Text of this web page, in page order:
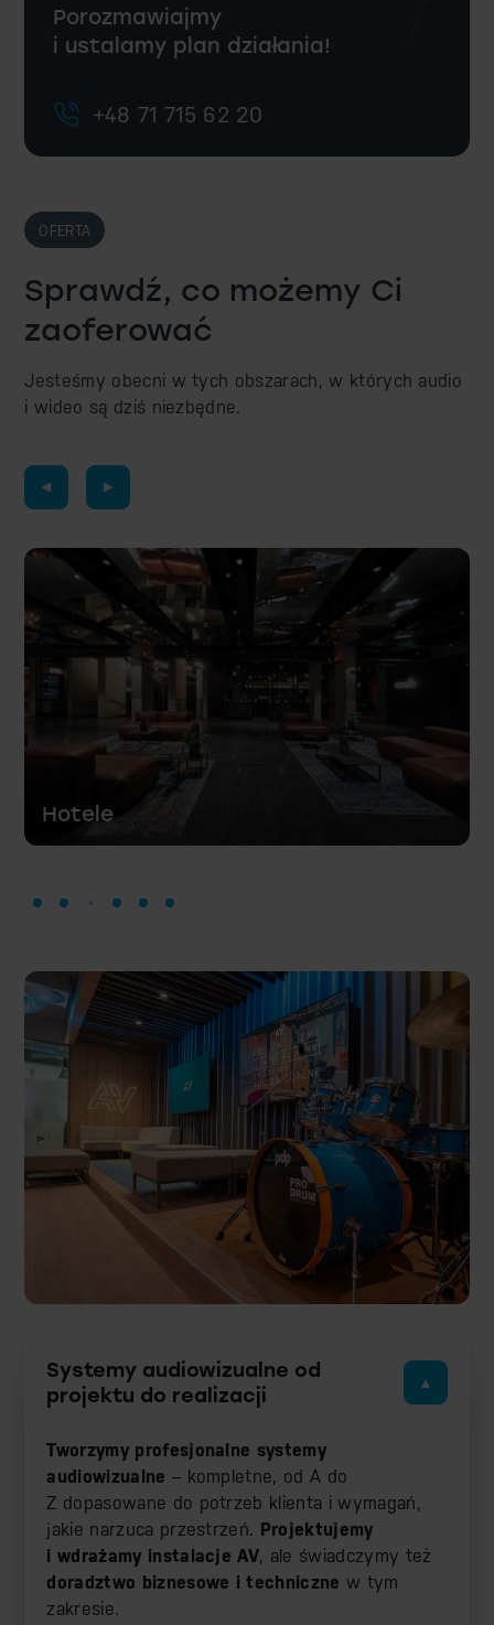
Porozmawiajmy
i ustalamy plan działania!
+48 71 715 62 20
OFERTA
Sprawdź, co możemy Ci
zaoferować
Jesteśmy obecni w tych obszarach, w których audio
i wideo są dziś niezbędne.
Muzea
Systemy audiowizualne od
projektu do realizacji
Tworzymy profesjonalne systemy
audiowizualne – kompletne, od A do
Z dopasowane do potrzeb klienta i wymagań,
jakie narzuca przestrzeń. Projektujemy
i wdrażamy instalacje AV, ale świadczymy też
doradztwo biznesowe i techniczne w tym
zakresie.